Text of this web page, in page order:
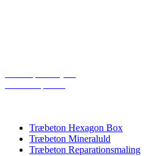
Træbeton Hexagon Box
Træbeton Mineraluld
Træbeton Reparationsmaling